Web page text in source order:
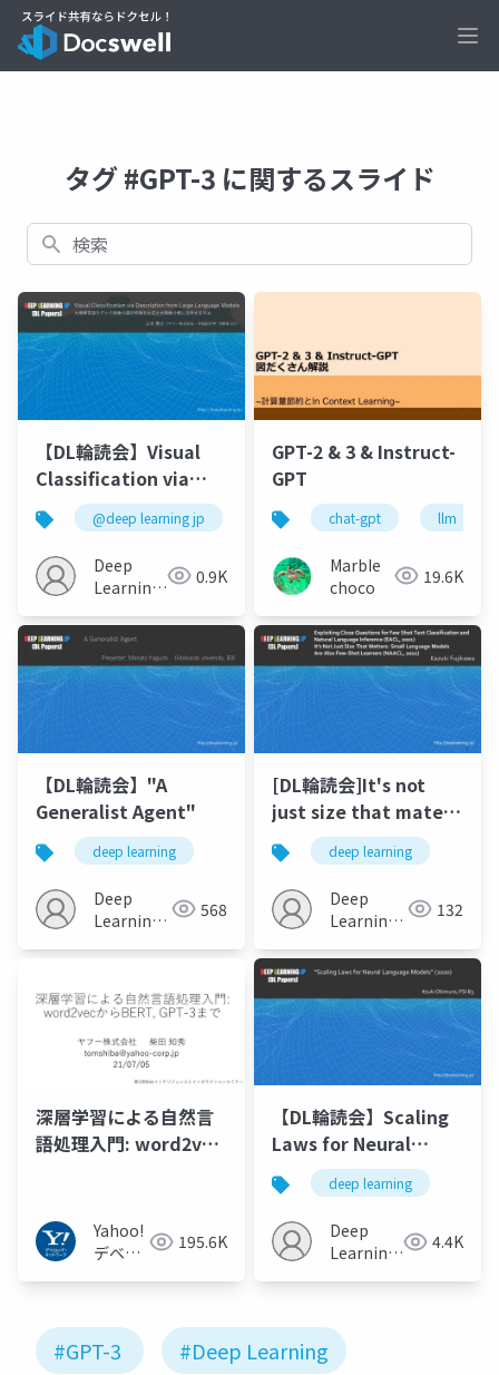
タグ #GPT-3 に関するスライド
検索
【DL輪読会】Visual
Classification via
Description from
Large Language
Models (ICLR2023)
@deep learning jp
Deep
Learning
0.9K
GPT-2 & 3 & Instruct-
GPT
chat-gpt llm
MarbIe
choco
19.6K
【DL輪読会】"A
Generalist Agent"
deep learning
Deep
Learning
568
[DL輪読会]It's not
just size that maters
small language
models are also few
shot learners
deep learning
Deep
Learning
132
深層学習による自然言
語処理入門: word2vec
Yahoo!
デベロ
195.6K
【DL輪読会】Scaling
Laws for Neural
Language Models
deep learning
Deep
Learning
4.4K
#GPT-3 #Deep Learning